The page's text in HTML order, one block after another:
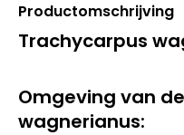
Productomschrijving
Trachycarpus
Omgeving van
wagnerianus: